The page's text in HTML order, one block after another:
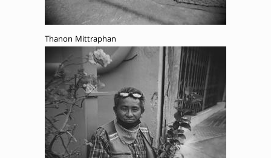
Thanon Mittraphan